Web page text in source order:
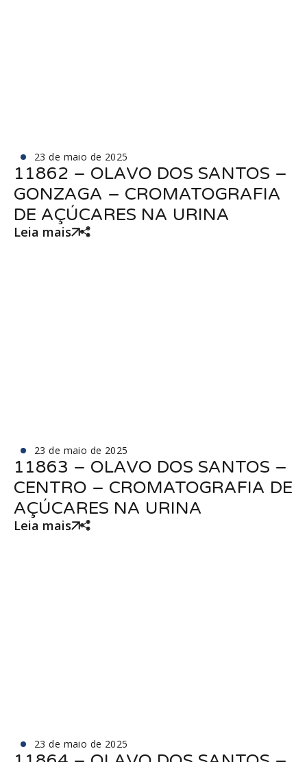
23 de maio de 2025
11862 – OLAVO DOS SANTOS –
GONZAGA – CROMATOGRAFIA
DE AÇÚCARES NA URINA
Leia mais
23 de maio de 2025
11863 – OLAVO DOS SANTOS –
CENTRO – CROMATOGRAFIA DE
AÇÚCARES NA URINA
Leia mais
23 de maio de 2025